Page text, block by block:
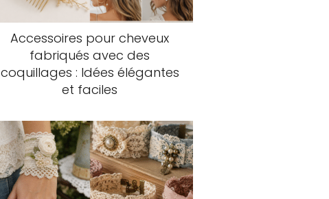
Accessoires pour cheveux
fabriqués avec des
coquillages : Idées élégantes
et faciles